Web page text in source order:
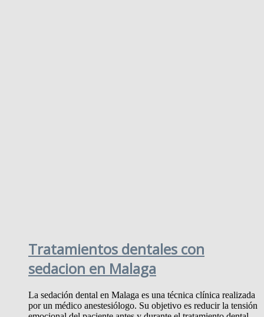
Tratamientos dentales con
sedacion en Malaga
La sedación dental en Malaga es una técnica clínica realizada
por un médico anestesiólogo. Su objetivo es reducir la tensión